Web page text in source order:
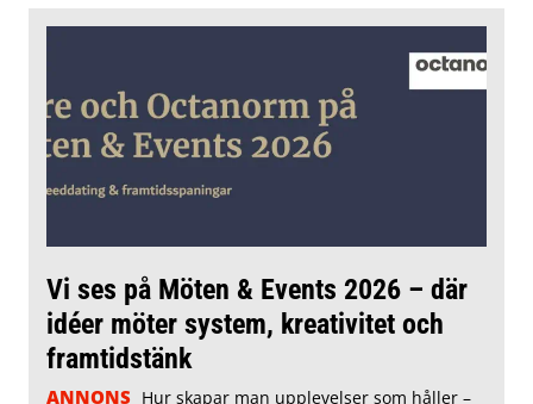
Vi ses på Möten & Events 2026 – där
idéer möter system, kreativitet och
framtidstänk
ANNONS Hur skapar man upplevelser som håller –